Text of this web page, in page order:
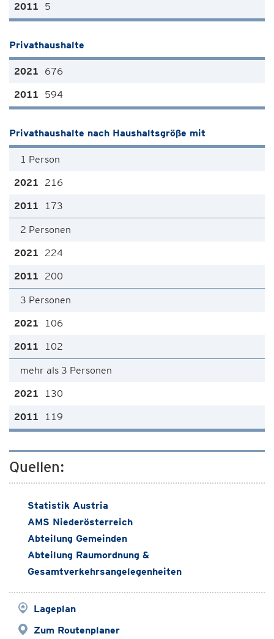
5
Privathaushalte
676
594
Privathaushalte nach Haushaltsgröße mit
1 Person
216
173
2 Personen
224
200
3 Personen
106
102
mehr als 3 Personen
130
119
Quellen:
Statistik Austria
AMS Niederösterreich
Abteilung Gemeinden
Abteilung Raumordnung &
Gesamtverkehrsangelegenheiten
Lageplan
Zum Routenplaner